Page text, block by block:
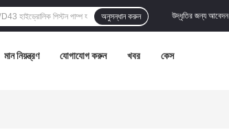
উদ্ধৃতির জন্য আবেদন
অনুসন্ধান করুন
মান নিয়ন্ত্রণ যোগাযোগ করুন খবর কেস